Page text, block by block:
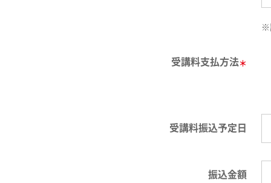
※
受講料支払方法＊
受講料振込予定日
振込金額